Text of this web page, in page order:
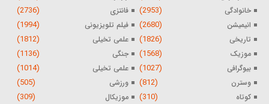
خانوادگی (2953) فانتزی (2736)
انیمیشن (2680) فیلم تلویزیونی (1994)
تاریخی (1826) علمی تخیلی (1812)
موزیک (1568) جنگی (1136)
بیوگرافی (1027) علمی تخیلی (1014)
وسترن (812) ورزشی (505)
کوتاه (310) موزیکال (309)